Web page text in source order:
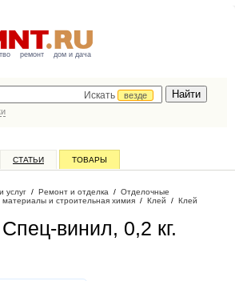
ремонт дом и дача
Искать
везде
СТАТЬИ ТОВАРЫ
услуг / Ремонт и отделка / Отделочные
материалы и строительная химия / Клей / Клей
винил, 0,2 кг.